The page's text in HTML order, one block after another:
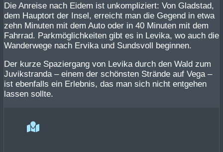
Die Anreise nach Eidem ist unkompliziert: Von Gladstad,
dem Hauptort der Insel, erreicht man die Gegend in etwa
zehn Minuten mit dem Auto oder in 40 Minuten mit dem
Fahrrad. Parkmöglichkeiten gibt es in Levika, wo auch die
Wanderwege nach Ervika und Sundsvoll beginnen.
Der kurze Spaziergang von Levika durch den Wald zum
Juvikstranda – einem der schönsten Strände auf Vega –
ist ebenfalls ein Erlebnis, das man sich nicht entgehen
lassen sollte.